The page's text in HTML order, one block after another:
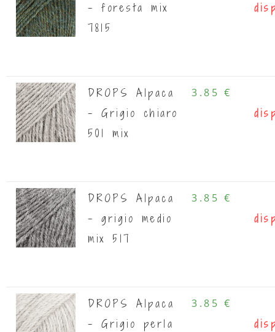
- foresta mix
7815
DROPS Alpaca
- Grigio chiaro
501 mix
3.85 €
DROPS Alpaca
- grigio medio
mix 517
3.85 €
DROPS Alpaca
- Grigio perla
3.85 €